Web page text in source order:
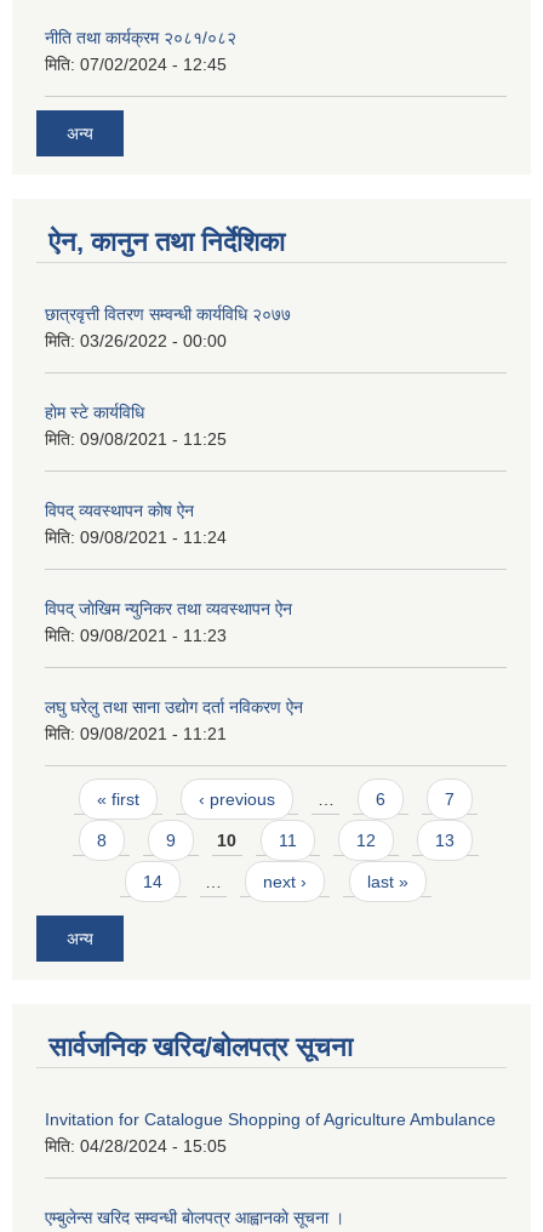
नीति तथा कार्यक्रम २०८१/०८२
मिति: 07/02/2024 - 12:45
अन्य
ऐन, कानुन तथा निर्देशिका
छात्रवृत्ती वितरण सम्वन्धी कार्यविधि २०७७
मिति: 03/26/2022 - 00:00
हाेम स्टे कार्यविधि
मिति: 09/08/2021 - 11:25
विपद् व्यवस्थापन काेष ऐन
मिति: 09/08/2021 - 11:24
विपद् जाेखिम न्युनिकर तथा व्यवस्थापन ऐन
मिति: 09/08/2021 - 11:23
लघु घरेलु तथा साना उद्याेग दर्ता नविकरण ऐन
मिति: 09/08/2021 - 11:21
Pages
« first ‹ previous … 6 7
8 9 10 11 12 13
14 … next › last »
अन्य
सार्वजनिक खरिद/बोलपत्र सूचना
Invitation for Catalogue Shopping of Agriculture Ambulance
मिति: 04/28/2024 - 15:05
एम्बुलेन्स खरिद सम्वन्धी बाेलपत्र आह्वानकाे सूचना ।